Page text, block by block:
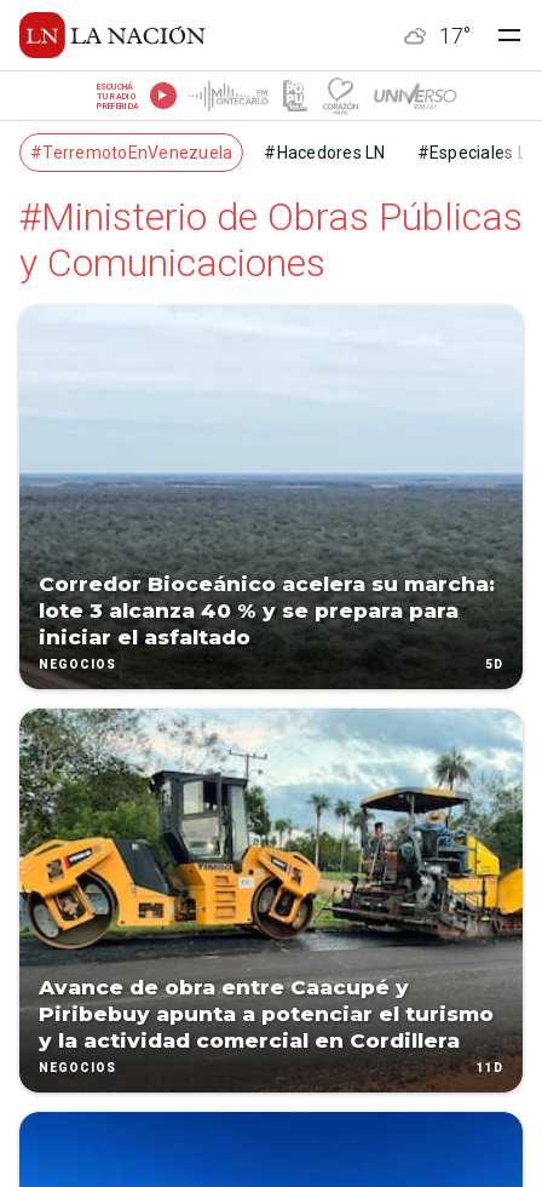
17°
ESCUCHÁ
TU RADIO
PREFERIDA
#TerremotoEnVenezuela #Hacedores LN #Especiales LN
#Ministerio de Obras Públicas
y Comunicaciones
Corredor Bioceánico acelera su marcha:
lote 3 alcanza 40 % y se prepara para
iniciar el asfaltado
NEGOCIOS 5D
Avance de obra entre Caacupé y
Piribebuy apunta a potenciar el turismo
y la actividad comercial en Cordillera
NEGOCIOS 11D